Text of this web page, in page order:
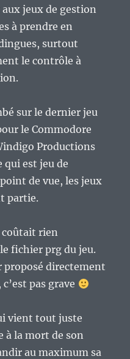
jeux de gestion
à prendre en
surtout
le contrôle à
sur le dernier jeu
le Commodore
Productions
qui est jeu de
de vue, les jeux
partie.
coûtait rien
fichier prg du jeu.
proposé directement
pas grave
vient tout juste
à la mort de son
au maximum sa